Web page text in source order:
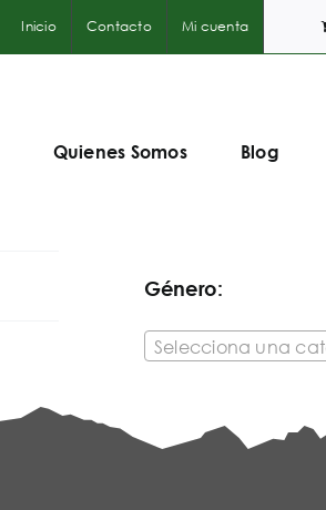
Inicio Contacto Mi cuenta
Quienes Somos Blog
Género:
Selecciona una